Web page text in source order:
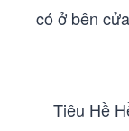
có ở bên
Tiêu Hề